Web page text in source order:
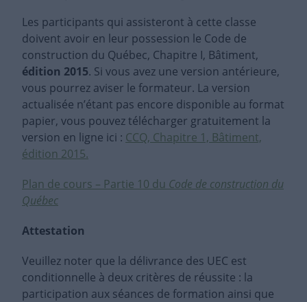
Les participants qui assisteront à cette classe
doivent avoir en leur possession le Code de
construction du Québec, Chapitre I, Bâtiment,
édition 2015. Si vous avez une version antérieure,
vous pourrez aviser le formateur. La version
actualisée n’étant pas encore disponible au format
papier, vous pouvez télécharger gratuitement la
version en ligne ici : CCQ, Chapitre 1, Bâtiment,
édition 2015.
Plan de cours – Partie 10 du Code de construction du
Québec
Attestation
Veuillez noter que la délivrance des UEC est
conditionnelle à deux critères de réussite : la
participation aux séances de formation ainsi que